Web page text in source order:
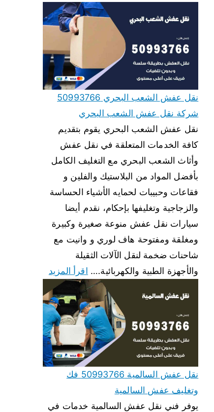
نقل عفش الشعب البحري 50993766
شركة نقل عفش الشعب البحري
نقل عفش الشعب البحري يقوم بتقديم
كافة الخدمات المتعلقة في نقل عفش
وأثاث الشعب البحري مع التغليف الكامل
بأفضل المواد من البلاستيك والفلين و
فقاعات وحبيبات لحمايه الأشياء الحساسة
والزجاجية وتغليفها بإحكام، نقدم أيضا
سيارات نقل عفش منوعة صغيرة وكبيرة
ومغلقة ومفتوحة هاف لوري و وانيت مع
شاحنات ضخمة لنقل الآلات الثقيلة
والأجهزة الطبية والكهربائية.… اقرأ المزيد
نقل عفش السالمية 50993766 فك
وتغليف عفش السالمية
يوفر فني نقل عفش السالمية خدمات في